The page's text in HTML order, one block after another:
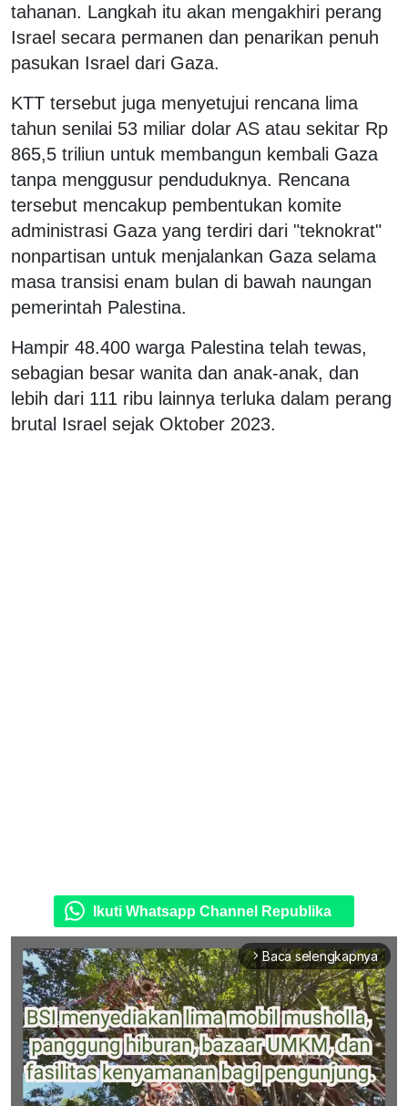
tahanan. Langkah itu akan mengakhiri perang
Israel secara permanen dan penarikan penuh
pasukan Israel dari Gaza.
KTT tersebut juga menyetujui rencana lima
tahun senilai 53 miliar dolar AS atau sekitar Rp
865,5 triliun untuk membangun kembali Gaza
tanpa menggusur penduduknya. Rencana
tersebut mencakup pembentukan komite
administrasi Gaza yang terdiri dari "teknokrat"
nonpartisan untuk menjalankan Gaza selama
masa transisi enam bulan di bawah naungan
pemerintah Palestina.
Hampir 48.400 warga Palestina telah tewas,
sebagian besar wanita dan anak-anak, dan
lebih dari 111 ribu lainnya terluka dalam perang
brutal Israel sejak Oktober 2023.
Ikuti Whatsapp Channel Republika
arrow_forward_ios Baca selengkapnya